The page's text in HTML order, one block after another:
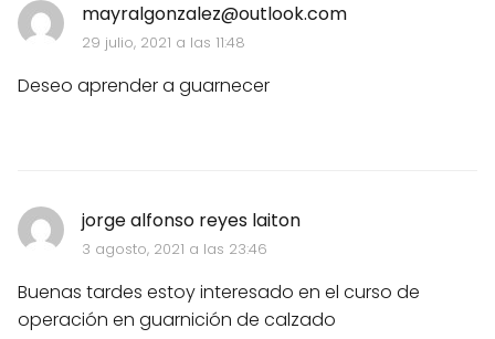
mayralgonzalez@outlook.com
29 julio, 2021 a las 11:48
Deseo aprender a guarnecer
jorge alfonso reyes laiton
3 agosto, 2021 a las 23:46
Buenas tardes estoy interesado en el curso de
operación en guarnición de calzado